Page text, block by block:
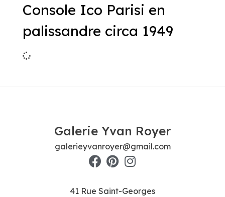
Console Ico Parisi en
palissandre circa 1949
Galerie Yvan Royer
galerieyvanroyer@gmail.com
41 Rue Saint-Georges